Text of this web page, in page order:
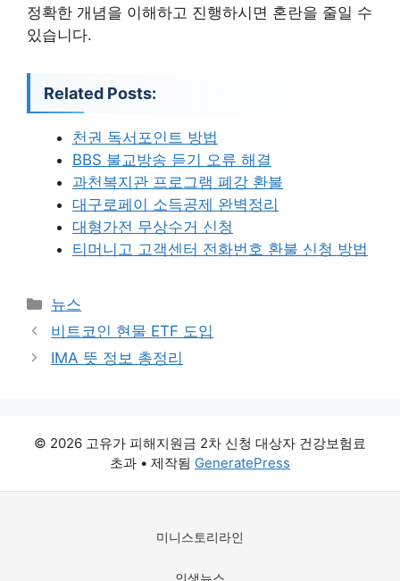
정확한 개념을 이해하고 진행하시면 혼란을 줄일 수
있습니다.
Related Posts:
천권 독서포인트 방법
BBS 불교방송 듣기 오류 해결
과천복지관 프로그램 폐강 환불
대구로페이 소득공제 완벽정리
대형가전 무상수거 신청
티머니고 고객센터 전화번호 환불 신청 방법
카
테
고
리
뉴스
비트코인 현물 ETF 도입
IMA 뜻 정보 총정리
© 2026 고유가 피해지원금 2차 신청 대상자 건강보험료
초과 • 제작됨 GeneratePress
미니스토리라인
인생뉴스